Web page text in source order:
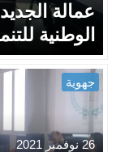
عمالة
الوطنية
جهوية
26 نوفمبر 2021